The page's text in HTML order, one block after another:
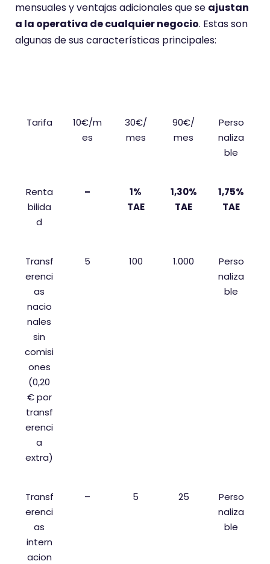
mensuales y ventajas adicionales que se ajustan
a la operativa de cualquier negocio. Estas son
algunas de sus características principales:
Tarifa
10€/m
es
30€/
mes
90€/
mes
Perso
naliza
ble
Renta
bilida
d
–
1%
TAE
1,30%
TAE
1,75%
TAE
Transf
erenci
as
nacio
nales
sin
comisi
ones
(0,20
€ por
transf
erenci
a
extra)
5 100 1.000
Perso
naliza
ble
Transf
erenci
as
intern
acion
– 5 25
Perso
naliza
ble